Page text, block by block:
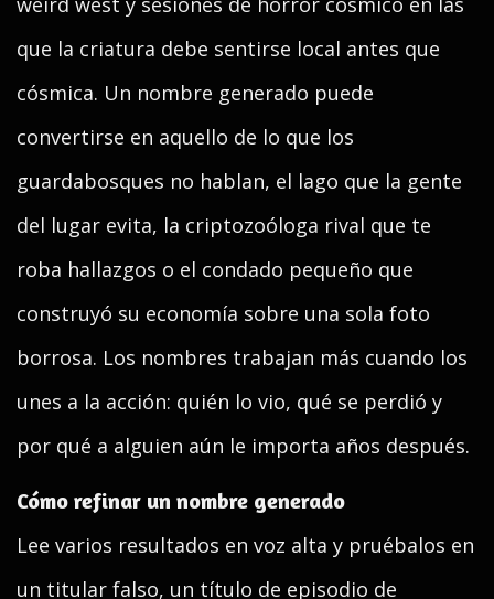
que la criatura debe sentirse local antes que
cósmica. Un nombre generado puede
convertirse en aquello de lo que los
guardabosques no hablan, el lago que la gente
del lugar evita, la criptozoóloga rival que te
roba hallazgos o el condado pequeño que
construyó su economía sobre una sola foto
borrosa. Los nombres trabajan más cuando los
unes a la acción: quién lo vio, qué se perdió y
por qué a alguien aún le importa años después.
Cómo refinar un nombre generado
Lee varios resultados en voz alta y pruébalos en
un titular falso, un título de episodio de